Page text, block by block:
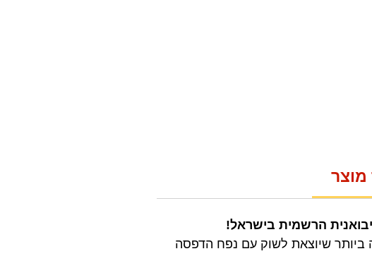
מוצר
שיוצאת לשוק עם נפח הדפסה